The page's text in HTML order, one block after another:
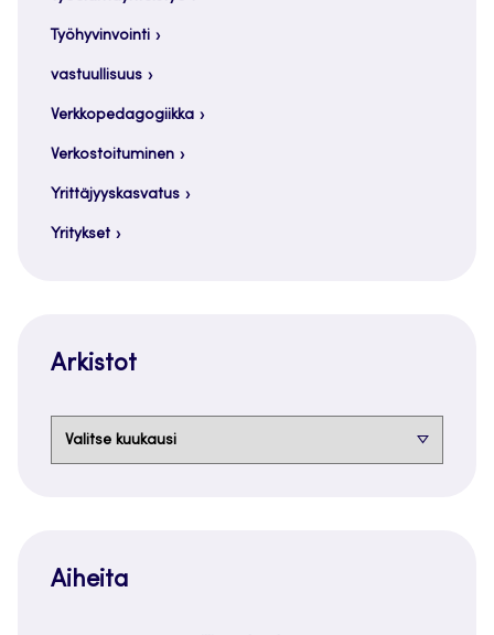
Työhyvinvointi
vastuullisuus
Verkkopedagogiikka
Verkostoituminen
Yrittäjyyskasvatus
Yritykset
Arkistot
Aiheita